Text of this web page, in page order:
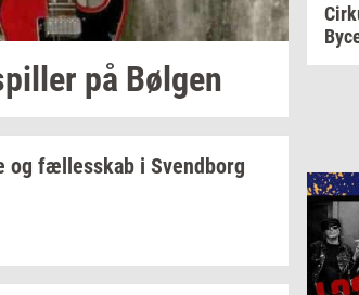
på Bøl­gen
og fæl­les­skab i Svend­borg